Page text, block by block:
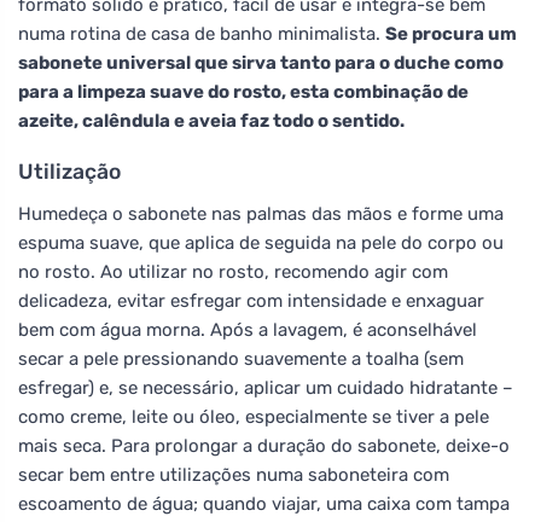
numa rotina de casa de banho minimalista. Se procura um
sabonete universal que sirva tanto para o duche como
para a limpeza suave do rosto, esta combinação de
azeite, calêndula e aveia faz todo o sentido.
Utilização
Humedeça o sabonete nas palmas das mãos e forme uma
espuma suave, que aplica de seguida na pele do corpo ou
no rosto. Ao utilizar no rosto, recomendo agir com
delicadeza, evitar esfregar com intensidade e enxaguar
bem com água morna. Após a lavagem, é aconselhável
secar a pele pressionando suavemente a toalha (sem
esfregar) e, se necessário, aplicar um cuidado hidratante –
como creme, leite ou óleo, especialmente se tiver a pele
mais seca. Para prolongar a duração do sabonete, deixe-o
secar bem entre utilizações numa saboneteira com
escoamento de água; quando viajar, uma caixa com tampa